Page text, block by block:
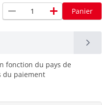
remove add Panier
fonction du pays de
du paiement